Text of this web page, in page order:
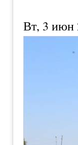
Вт, 3 июн